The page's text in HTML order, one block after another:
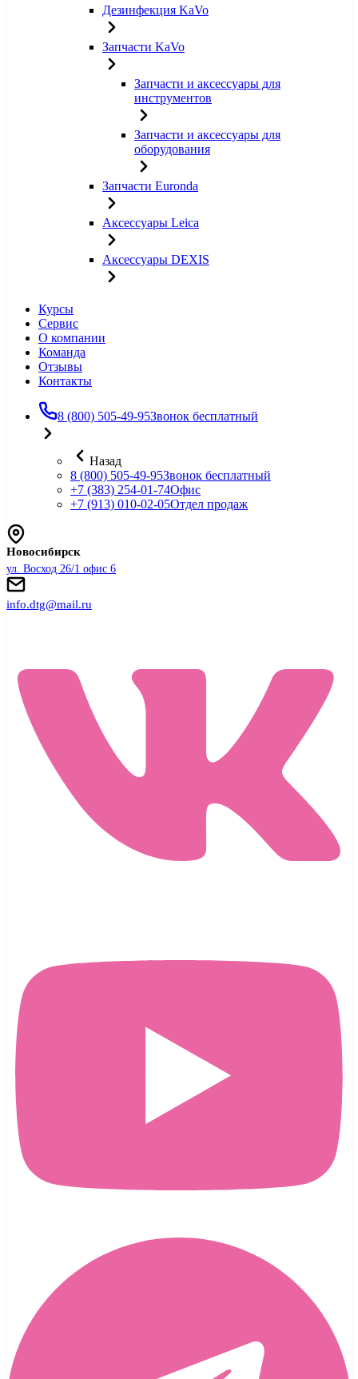
Дезинфекция KaVo
Запчасти KaVo
Запчасти и аксессуары для
инструментов
Запчасти и аксессуары для
оборудования
Запчасти Euronda
Аксессуары Leica
Аксессуары DEXIS
Курсы
Сервис
О компании
Команда
Отзывы
Контакты
8 (800) 505-49-95Звонок бесплатный
Назад
8 (800) 505-49-95Звонок бесплатный
+7 (383) 254-01-74Офис
+7 (913) 010-02-05Отдел продаж
Новосибирск
ул. Восход 26/1 офис 6
info.dtg@mail.ru